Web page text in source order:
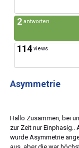
2 antworten
114 views
Asymmetrie
Hallo Zusammen, bei
zur Zeit nur
wurde Asymmetrie